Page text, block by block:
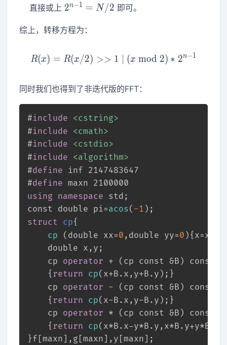
直接或上 2^{n-
N/2
2n−1 = N /2 即可。
综上，转移方程为：
R(x)=R(x/2)>>1 ~|~
R(x) = R(x/2) >> 1 (x mod 2) ∗ 2n−1
同时我们也得到了非迭代版的FFT：
#include <cstring>
#include <cmath>
#include <cstdio>
#include <algorithm>
#define inf 2147483647
#define maxn 2100000
using namespace std;
const double pi=acos( -1 );
struct cp{
cp ( double xx=0 , double yy=0
double x,y;
	cp
operator + (cp const &B) const
	{
return cp(x+B.x,y+B.y);}
	cp
operator - (cp const &B) const
	{
return cp(x-B.x,y-B.y);}
	cp
operator * (cp const &B) const
	{
return cp(x*B.x-
}f[maxn],g[maxn],y[maxn];